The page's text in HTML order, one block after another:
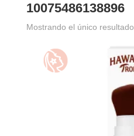
10075486138896
Mostrando el único resultado